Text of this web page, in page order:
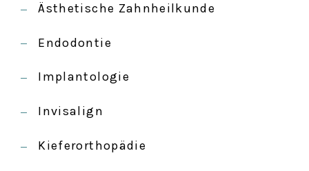
Ästhetische Zahnheilkunde
Endodontie
Implantologie
Invisalign
Kieferorthopädie